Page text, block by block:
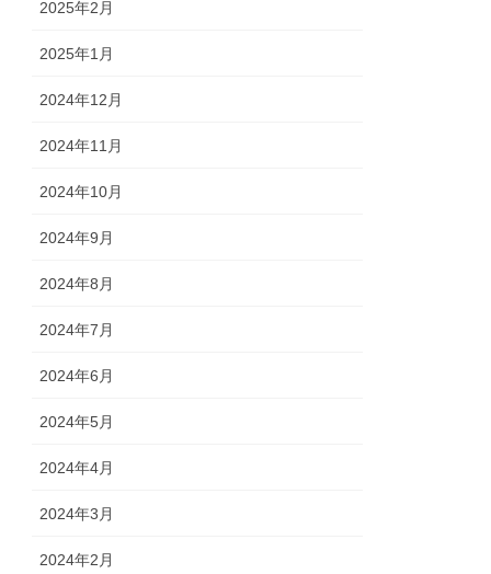
2025年2月
2025年1月
2024年12月
2024年11月
2024年10月
2024年9月
2024年8月
2024年7月
2024年6月
2024年5月
2024年4月
2024年3月
2024年2月